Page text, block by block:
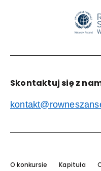
Skontaktuj się z
O konkursie Kapituła